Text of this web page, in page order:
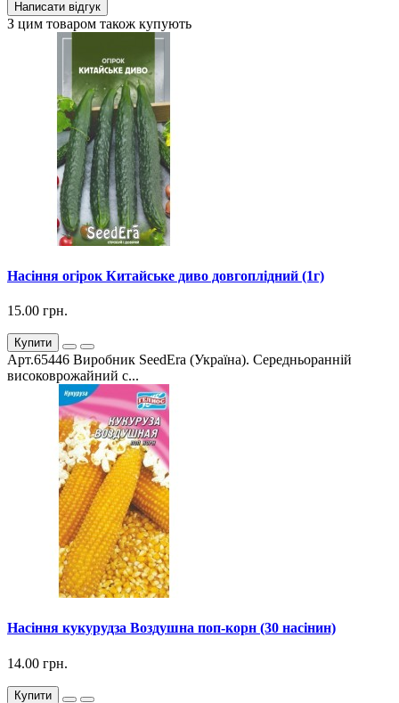
Написати відгук
З цим товаром також купують
Насіння огірок Китайське диво довгоплідний (1г)
15.00 грн.
Купити
Арт.65446 Виробник SeedEra (Україна). Середньоранній
високоврожайний с...
Насіння кукурудза Воздушна поп-корн (30 насінин)
14.00 грн.
Купити